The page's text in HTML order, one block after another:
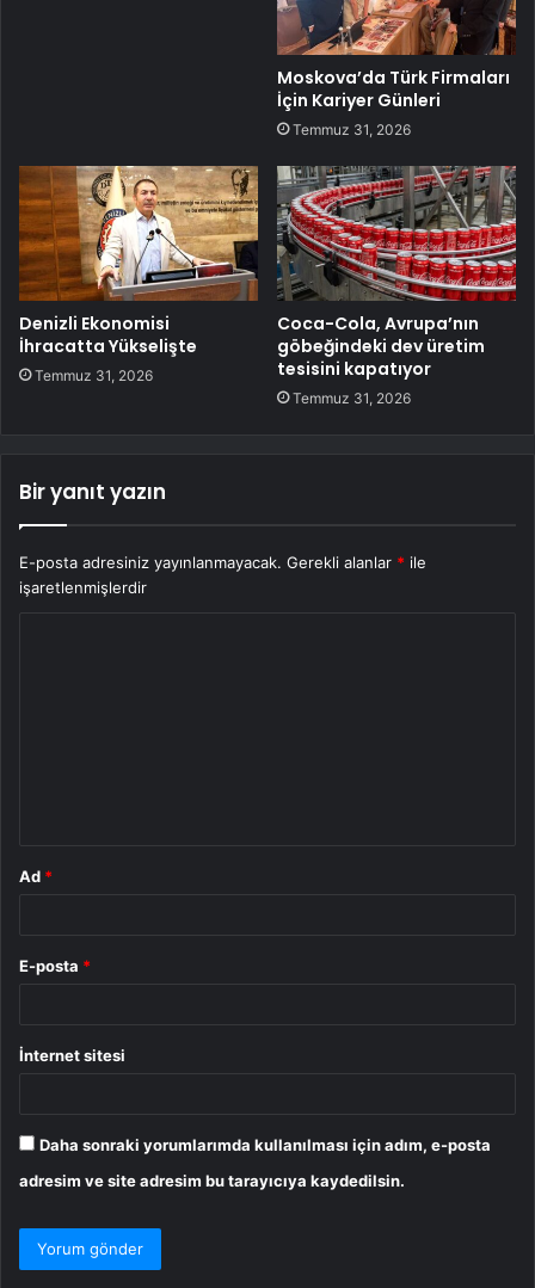
Moskova’da Türk Firmaları
İçin Kariyer Günleri
Temmuz 31, 2026
Denizli Ekonomisi
İhracatta Yükselişte
Temmuz 31, 2026
Coca-Cola, Avrupa’nın
göbeğindeki dev üretim
tesisini kapatıyor
Temmuz 31, 2026
Bir yanıt yazın
E-posta adresiniz yayınlanmayacak. Gerekli alanlar * ile
işaretlenmişlerdir
Ad *
E-posta *
İnternet sitesi
Daha sonraki yorumlarımda kullanılması için adım, e-posta
adresim ve site adresim bu tarayıcıya kaydedilsin.